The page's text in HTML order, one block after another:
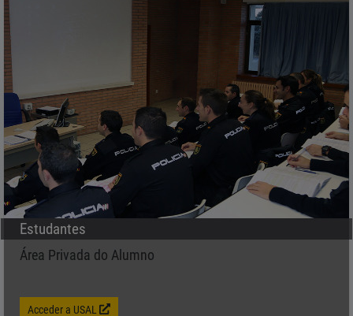
Estudantes
Área Privada do Alumno
Acceder a USAL